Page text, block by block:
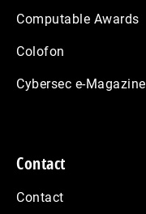
Computable Awards
Colofon
Cybersec e-Magazine
Contact
Contact